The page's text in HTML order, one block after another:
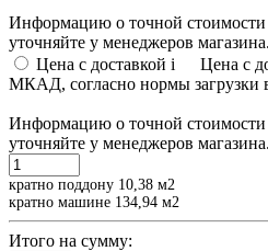
Информацию о точной стоимости
уточняйте у менеджеров магазина.
Цена с доставкой i
Цена с
МКАД, согласно нормы загрузки
Информацию о точной стоимости
уточняйте у менеджеров магазина.
кратно поддону 10,38 м2
кратно машине 134,94 м2
Итого на сумму: